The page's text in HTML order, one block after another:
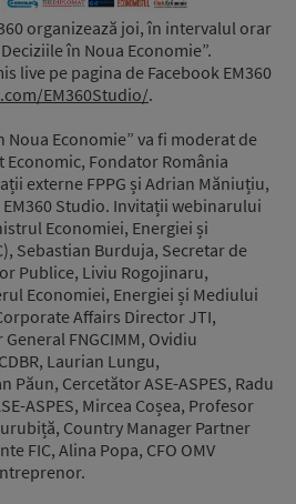
organizează joi, în intervalul orar
în Noua Economie”.
live pe pagina de Facebook EM360
EM360Studio/.
Noua Economie” va fi moderat de
Fondator România
externe FPPG și Adrian Măniuțiu,
Studio. Invitații webinarului
Economiei, Energiei și
Sebastian Burduja, Secretar de
Publice, Liviu Rogojinaru,
Economiei, Energiei și Mediului
Affairs Director JTI,
FNGCIMM, Ovidiu
Laurian Lungu,
Păun, Cercetător ASE-ASPES, Radu
ASPES, Mircea Coșea, Profesor
Country Manager Partner
FIC, Alina Popa, CFO OMV